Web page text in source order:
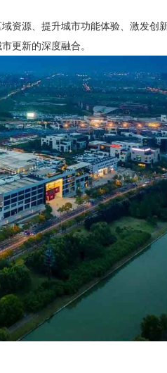
资源、提升城市功能体验、激发创
更新的深度融合。